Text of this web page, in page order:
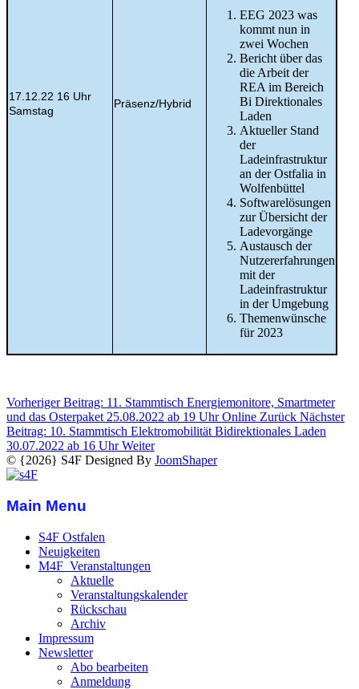
17.12.22 16 Uhr
Samstag
Präsenz/Hybrid
EEG 2023 was
kommt nun in
zwei Wochen
Bericht über das
die Arbeit der
REA im Bereich
Bi Direktionales
Laden
Aktueller Stand
der
Ladeinfrastruktur
an der Ostfalia in
Wolfenbüttel
Softwarelösungen
zur Übersicht der
Ladevorgänge
Austausch der
Nutzererfahrungen
mit der
Ladeinfrastruktur
in der Umgebung
Themenwünsche
für 2023
Vorheriger Beitrag: 11. Stammtisch Energiemonitore, Smartmeter
und das Osterpaket 25.08.2022 ab 19 Uhr Online Zurück Nächster
Beitrag: 10. Stammtisch Elektromobilität Bidirektionales Laden
30.07.2022 ab 16 UhrWeiter
© {2026} S4F Designed By JoomShaper
Main Menu
S4F Ostfalen
Neuigkeiten
M4F_Veranstaltungen
Aktuelle
Veranstaltungskalender
Rückschau
Archiv
Impressum
Newsletter
Abo bearbeiten
Anmeldung